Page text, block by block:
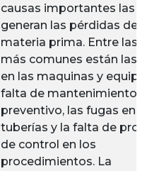
causas importantes las
generan las pérdidas de
materia prima. Entre las
más comunes están las
en las maquinas y
falta de mantenimiento
preventivo, las fugas en
tuberías y la falta de
de control en los
procedimientos. La